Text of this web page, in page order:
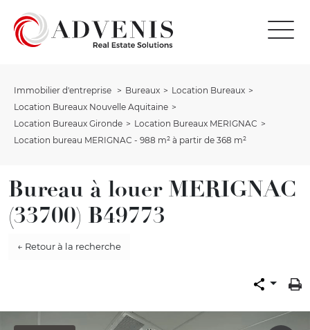
Immobilier d'entreprise Bureaux
Location Bureaux
Location Bureaux Nouvelle Aquitaine
Location Bureaux Gironde
Location Bureaux MERIGNAC
Location bureau MERIGNAC - 988 m² à partir de 368 m²
Bureau à louer MERIGNAC
(33700) B49773
← Retour à la recherche